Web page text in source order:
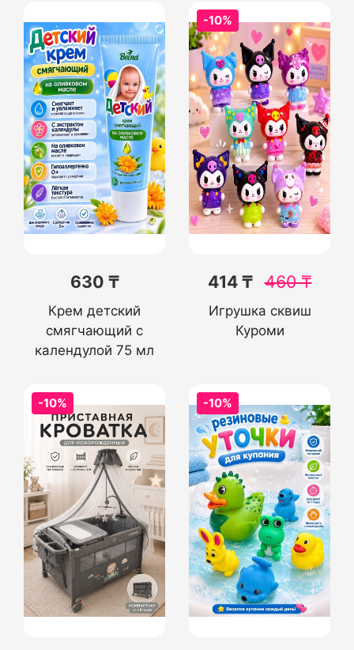
630 ₸
Крем детский
смягчающий с
календулой 75 мл
-10%
414 ₸ 460₸
Игрушка сквиш
Куроми
-10% -10%